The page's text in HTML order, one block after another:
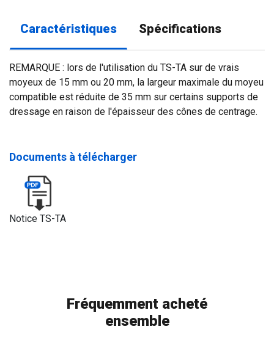
Caractéristiques Spécifications
REMARQUE : lors de l'utilisation du TS-TA sur de vrais
moyeux de 15 mm ou 20 mm, la largeur maximale du moyeu
compatible est réduite de 35 mm sur certains supports de
dressage en raison de l'épaisseur des cônes de centrage.
Documents à télécharger
Notice TS-TA
Fréquemment acheté
ensemble